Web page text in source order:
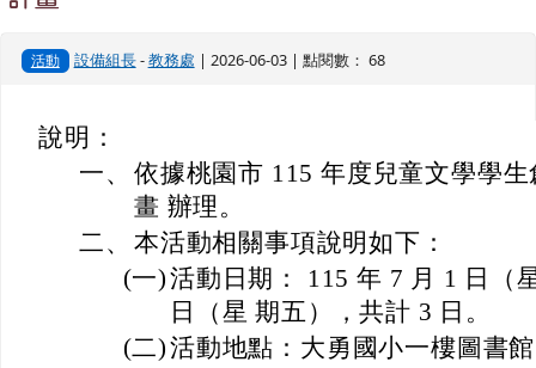
活動 設備組長-教務處 | 2026-06-03 | 點閱數： 68
說明：
一、 依據桃園市 115 年度兒童文學學
畫 辦理。
二、 本活動相關事項說明如下：
(一)活動日期： 115 年 7 月 1 日（
日（星 期五），共計 3 日。
(二)活動地點：大勇國小一樓圖書